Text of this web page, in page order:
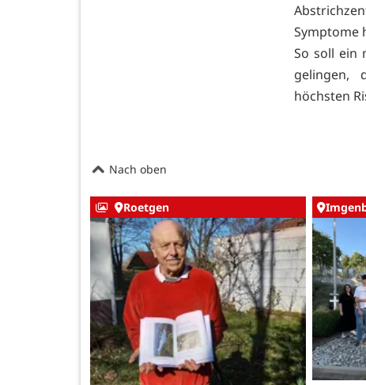
Symptome
So soll ein
gelingen,
höchsten
Nach oben
Roetgen